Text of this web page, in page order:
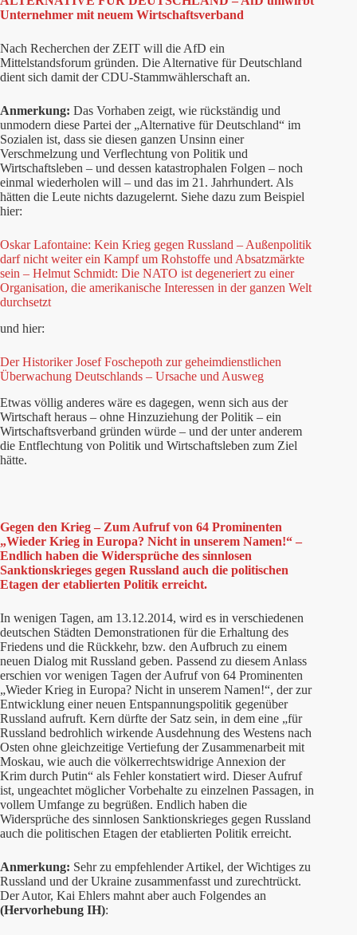
Unternehmer mit neuem Wirtschaftsverband
Nach Recherchen der ZEIT will die AfD ein
Mittelstandsforum gründen. Die Alternative für Deutschland
dient sich damit der CDU-Stammwählerschaft an.
Anmerkung: Das Vorhaben zeigt, wie rückständig und
unmodern diese Partei der „Alternative für Deutschland“ im
Sozialen ist, dass sie diesen ganzen Unsinn einer
Verschmelzung und Verflechtung von Politik und
Wirtschaftsleben – und dessen katastrophalen Folgen – noch
einmal wiederholen will – und das im 21. Jahrhundert. Als
hätten die Leute nichts dazugelernt. Siehe dazu zum Beispiel
hier:
Oskar Lafontaine: Kein Krieg gegen Russland – Außenpolitik
darf nicht weiter ein Kampf um Rohstoffe und Absatzmärkte
sein – Helmut Schmidt: Die NATO ist degeneriert zu einer
Organisation, die amerikanische Interessen in der ganzen Welt
durchsetzt
und hier:
Der Historiker Josef Foschepoth zur geheimdienstlichen
Überwachung Deutschlands – Ursache und Ausweg
Etwas völlig anderes wäre es dagegen, wenn sich aus der
Wirtschaft heraus – ohne Hinzuziehung der Politik – ein
Wirtschaftsverband gründen würde – und der unter anderem
die Entflechtung von Politik und Wirtschaftsleben zum Ziel
hätte.
Gegen den Krieg – Zum Aufruf von 64 Prominenten
„Wieder Krieg in Europa? Nicht in unserem Namen!“ –
Endlich haben die Widersprüche des sinnlosen
Sanktionskrieges gegen Russland auch die politischen
Etagen der etablierten Politik erreicht.
In wenigen Tagen, am 13.12.2014, wird es in verschiedenen
deutschen Städten Demonstrationen für die Erhaltung des
Friedens und die Rückkehr, bzw. den Aufbruch zu einem
neuen Dialog mit Russland geben. Passend zu diesem Anlass
erschien vor wenigen Tagen der Aufruf von 64 Prominenten
„Wieder Krieg in Europa? Nicht in unserem Namen!“, der zur
Entwicklung einer neuen Entspannungspolitik gegenüber
Russland aufruft. Kern dürfte der Satz sein, in dem eine „für
Russland bedrohlich wirkende Ausdehnung des Westens nach
Osten ohne gleichzeitige Vertiefung der Zusammenarbeit mit
Moskau, wie auch die völkerrechtswidrige Annexion der
Krim durch Putin“ als Fehler konstatiert wird. Dieser Aufruf
ist, ungeachtet möglicher Vorbehalte zu einzelnen Passagen, in
vollem Umfange zu begrüßen. Endlich haben die
Widersprüche des sinnlosen Sanktionskrieges gegen Russland
auch die politischen Etagen der etablierten Politik erreicht.
Anmerkung: Sehr zu empfehlender Artikel, der Wichtiges zu
Russland und der Ukraine zusammenfasst und zurechtrückt.
Der Autor, Kai Ehlers mahnt aber auch Folgendes an
(Hervorhebung IH):